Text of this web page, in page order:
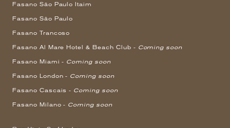
Fasano São Paulo Itaim
Fasano São Paulo
Fasano Trancoso
Fasano Al Mare Hotel & Beach Club - Coming soon
Fasano Miami - Coming soon
Fasano London - Coming soon
Fasano Cascais - Coming soon
Fasano Milano - Coming soon